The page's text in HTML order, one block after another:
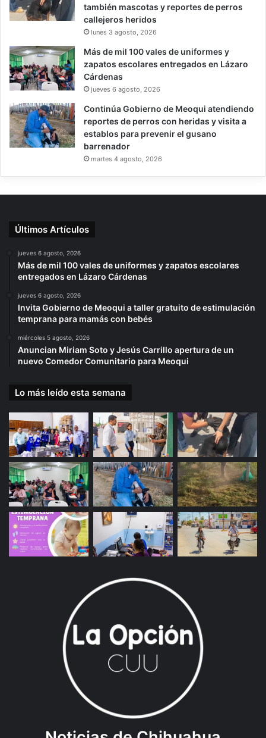
también mascotas y reportes de perros
callejeros heridos
lunes 3 agosto, 2026
Más de mil 100 vales de uniformes y
zapatos escolares entregados en Lázaro
Cárdenas
jueves 6 agosto, 2026
Continúa Gobierno de Meoqui atendiendo
reportes de perros con heridas y visita a
establos para prevenir el gusano
barrenador
martes 4 agosto, 2026
Últimos Artículos
jueves 6 agosto, 2026
Más de mil 100 vales de uniformes y zapatos escolares
entregados en Lázaro Cárdenas
jueves 6 agosto, 2026
Invita Gobierno de Meoqui a taller gratuito de estimulación
temprana para mamás con bebés
miércoles 5 agosto, 2026
Anuncian Miriam Soto y Jesús Carrillo apertura de un
nuevo Comedor Comunitario para Meoqui
Lo más leído esta semana